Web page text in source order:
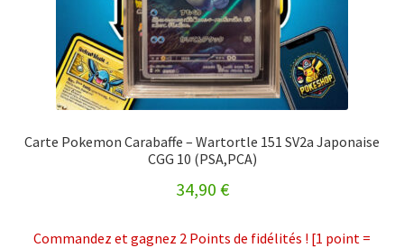
Carte Pokemon Carabaffe – Wartortle 151 SV2a Japonaise
CGG 10 (PSA,PCA)
34,90 €
Commandez et gagnez 2 Points de fidélités ! [1 point =